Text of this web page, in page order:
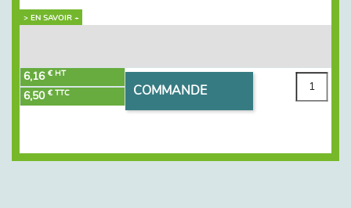
> EN SAVOIR +
6,16 € HT
6,50 € TTC COMMANDE